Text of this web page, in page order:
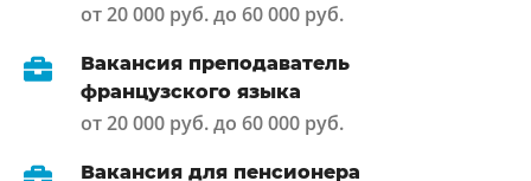
от 20 000 руб. до 60 000 руб.
Вакансия преподаватель
французского языка
от 20 000 руб. до 60 000 руб.
Вакансия для пенсионера